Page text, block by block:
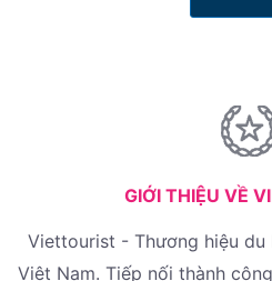
GIỚI THIỆU VỀ
Viettourist - Thương hiệu
Việt Nam. Tiếp nối thành